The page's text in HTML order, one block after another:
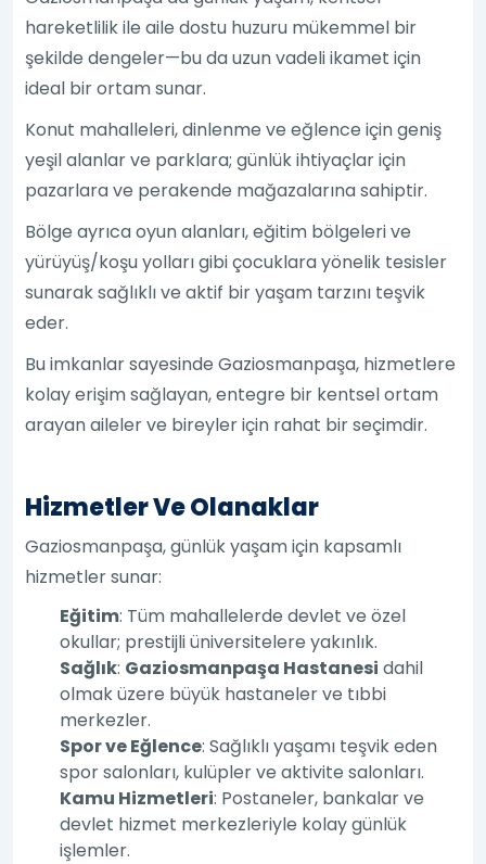
hareketlilik ile aile dostu huzuru mükemmel bir
şekilde dengeler—bu da uzun vadeli ikamet için
ideal bir ortam sunar.
Konut mahalleleri, dinlenme ve eğlence için geniş
yeşil alanlar ve parklara; günlük ihtiyaçlar için
pazarlara ve perakende mağazalarına sahiptir.
Bölge ayrıca oyun alanları, eğitim bölgeleri ve
yürüyüş/koşu yolları gibi çocuklara yönelik tesisler
sunarak sağlıklı ve aktif bir yaşam tarzını teşvik
eder.
Bu imkanlar sayesinde Gaziosmanpaşa, hizmetlere
kolay erişim sağlayan, entegre bir kentsel ortam
arayan aileler ve bireyler için rahat bir seçimdir.
Hizmetler Ve Olanaklar
Gaziosmanpaşa, günlük yaşam için kapsamlı
hizmetler sunar:
Eğitim: Tüm mahallelerde devlet ve özel
okullar; prestijli üniversitelere yakınlık.
Sağlık: Gaziosmanpaşa Hastanesi dahil
olmak üzere büyük hastaneler ve tıbbi
merkezler.
Spor ve Eğlence: Sağlıklı yaşamı teşvik eden
spor salonları, kulüpler ve aktivite salonları.
Kamu Hizmetleri: Postaneler, bankalar ve
devlet hizmet merkezleriyle kolay günlük
işlemler.